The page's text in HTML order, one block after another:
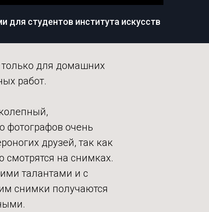
для студентов института искусств
для домашних
работ.
фотографов очень
друзей, так как
смотрятся на снимках.
талантами и с
снимки получаются